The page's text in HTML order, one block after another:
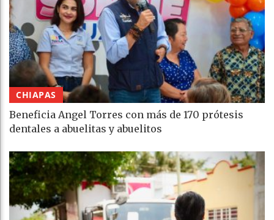
CHIAPAS
Beneficia Angel Torres con más de 170 prótesis
dentales a abuelitas y abuelitos